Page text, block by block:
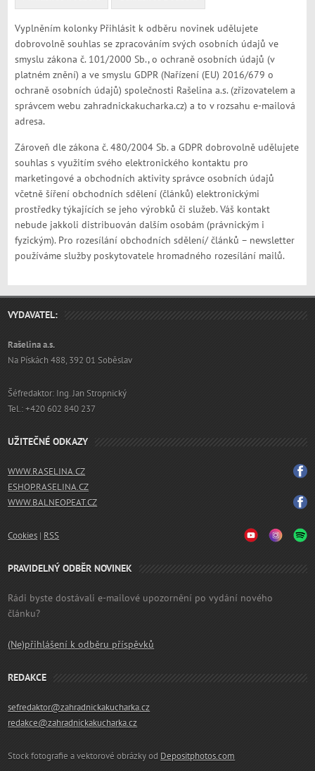
Vyplněním kolonky Přihlásit k odběru novinek udělujete
dobrovolně souhlas se zpracováním svých osobních údajů ve
smyslu zákona č. 101/2000 Sb., o ochraně osobních údajů (v
platném znění) a ve smyslu GDPR (Nařízení (EU) 2016/679 o
ochraně osobních údajů) společnosti Rašelina a.s. (zřizovatelem a
správcem webu zahradnickakucharka.cz) a to v rozsahu e-mailová
adresa.
Zároveň dle zákona č. 480/2004 Sb. a GDPR dobrovolně udělujete
souhlas s využitím svého elektronického kontaktu pro
marketingové a obchodních aktivity správce osobních údajů
včetně šíření obchodních sdělení (článků) elektronickými
prostředky týkajících se jeho výrobků či služeb. Váš kontakt
nebude jakkoli distribuován dalším osobám (právnickým i
fyzickým). Pro rozesílání obchodních sdělení/ článků – newsletter
používáme služby poskytovatele hromadného rozesílání mailů.
VYDAVATEL:
Rašelina a.s.
Na Pískách 488, 392 01 Soběslav
Šéfredaktor: Ing. Jan Stropnický
Tel.: +420 602 840 237
UŽITEČNÉ ODKAZY
WWW.RASELINA.CZ
ESHOP.RASELINA.CZ
WWW.BALNEOPEAT.CZ
Cookies | RSS
PRAVIDELNÝ ODBĚR NOVINEK
Rádi byste dostávali e-mailové upozornění po vydání nového
článku?
(Ne)přihlášení k odběru příspěvků
REDAKCE
sefredaktor@zahradnickakucharka.cz
redakce@zahradnickakucharka.cz
Stock fotografie a vektorové obrázky od Depositphotos.com